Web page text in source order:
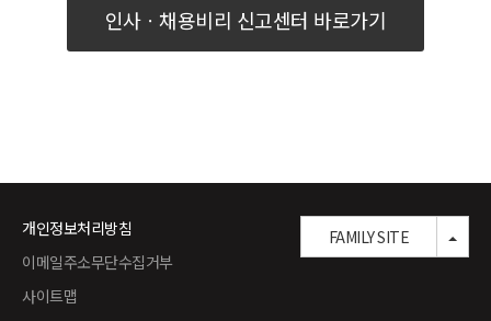
인사ㆍ채용비리 신고센터 바로가기
개인정보처리방침
이메일주소무단수집거부
사이트맵
FAMILY SITE